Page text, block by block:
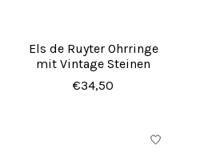
Els de Ruyter Ohrringe
mit Vintage Steinen
€34,50